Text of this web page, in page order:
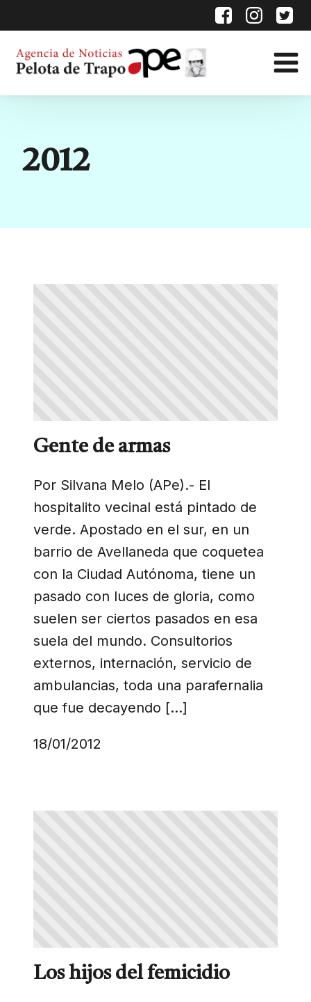
Categoría:
2012
Gente de armas
Por Silvana Melo (APe).- El
hospitalito vecinal está pintado de
verde. Apostado en el sur, en un
barrio de Avellaneda que coquetea
con la Ciudad Autónoma, tiene un
pasado con luces de gloria, como
suelen ser ciertos pasados en esa
suela del mundo. Consultorios
externos, internación, servicio de
ambulancias, toda una parafernalia
que fue decayendo […]
18/01/2012
Los hijos del femicidio